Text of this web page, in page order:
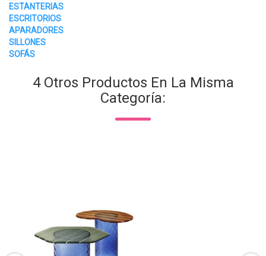
ESTANTERIAS
ESCRITORIOS
APARADORES
SILLONES
SOFÁS
4 Otros Productos En La Misma
Categoría: